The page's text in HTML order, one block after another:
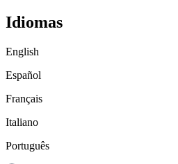
Idiomas
English
Español
Français
Italiano
Português